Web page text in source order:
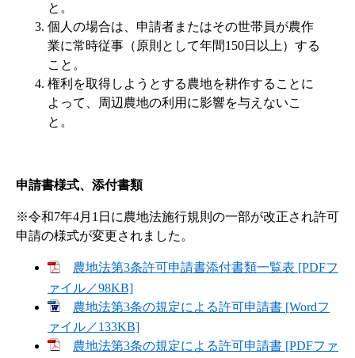
と。
個人の場合は、申請者またはその世帯員が農作
業に常時従事（原則として年間150日以上）する
こと。
権利を取得しようとする農地を耕作することに
よって、周辺農地の利用に影響を与えないこ
と。
申請書様式、添付書類
※令和7年4月1日に農地法施行規則の一部が改正され許可
申請の様式が変更されました。
農地法第3条許可申請書添付書類一覧表 [PDFフ
ァイル／98KB]
農地法第3条の規定による許可申請書 [Wordフ
ァイル／133KB]
農地法第3条の規定による許可申請書 [PDFファ